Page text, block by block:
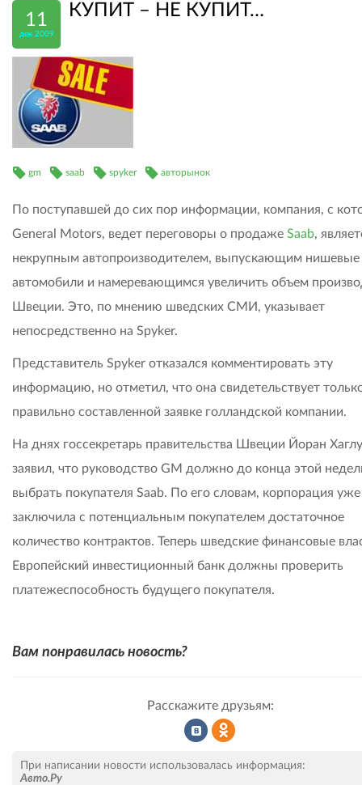
11
дек 2009
КУПИТ – НЕ КУПИТ…
gm saab spyker авторынок
По поступавшей до сих пор информации, компания, с
General Motors, ведет переговоры о продаже Saab,
некрупным автопроизводителем, выпускающим нишевые
автомобили и намеревающимся увеличить объем
Швеции. Это, по мнению шведских СМИ, указывает
непосредственно на Spyker.
Представитель Spyker отказался комментировать эту
информацию, но отметил, что она свидетельствует
правильно составленной заявке голландской компании.
На днях госсекретарь правительства Швеции Йоран
заявил, что руководство GM должно до конца этой
выбрать покупателя Saab. По его словам, корпорация уже
заключила с потенциальным покупателем достаточное
количество контрактов. Теперь шведские финансовые
Европейский инвестиционный банк должны проверить
платежеспособность будущего покупателя.
Вам понравилась новость?
Расскажите друзьям:
При написании новости использовалась информация:
Авто.Ру